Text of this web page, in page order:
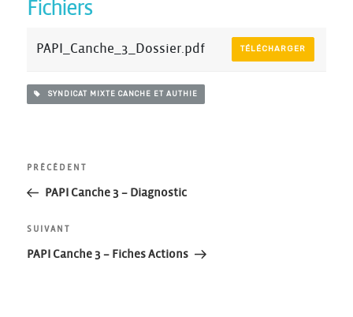
Fichiers
PAPI_Canche_3_Dossier.pdf TÉLÉCHARGER
SYNDICAT MIXTE CANCHE ET AUTHIE
Navigation
l’article
Article
précédent
PRÉCÉDENT
PAPI Canche 3 – Diagnostic
Article
suivant
SUIVANT
PAPI Canche 3 – Fiches Actions